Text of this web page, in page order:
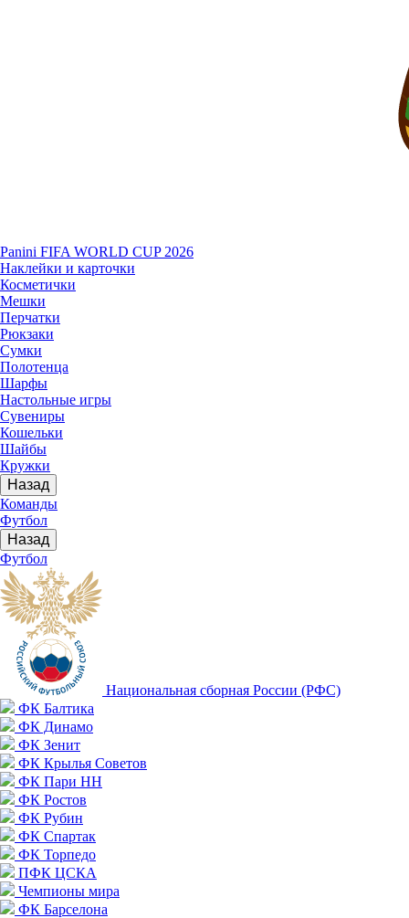
Panini FIFA WORLD CUP 2026
Наклейки и карточки
Косметички
Мешки
Перчатки
Рюкзаки
Сумки
Полотенца
Шарфы
Настольные игры
Сувениры
Кошельки
Шайбы
Кружки
Назад
Команды
Футбол
Назад
Футбол
Национальная сборная России (РФС)
ФК Балтика
ФК Динамо
ФК Зенит
ФК Крылья Советов
ФК Пари НН
ФК Ростов
ФК Рубин
ФК Спартак
ФК Торпедо
ПФК ЦСКА
Чемпионы мира
ФК Барселона